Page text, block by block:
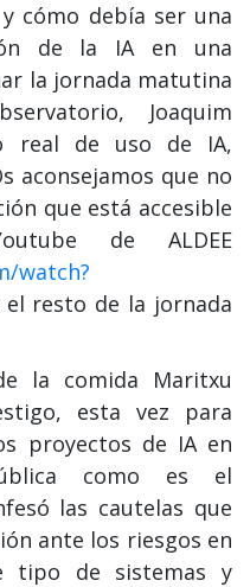
cómo debía ser una
de la IA en una
la jornada matutina
Joaquim
real de uso de IA,
aconsejamos que no
que está accesible
de ALDEE
watch?
resto de la jornada
la comida Maritxu
esta vez para
proyectos de IA en
como es el
las cautelas que
ante los riesgos en
tipo de sistemas y